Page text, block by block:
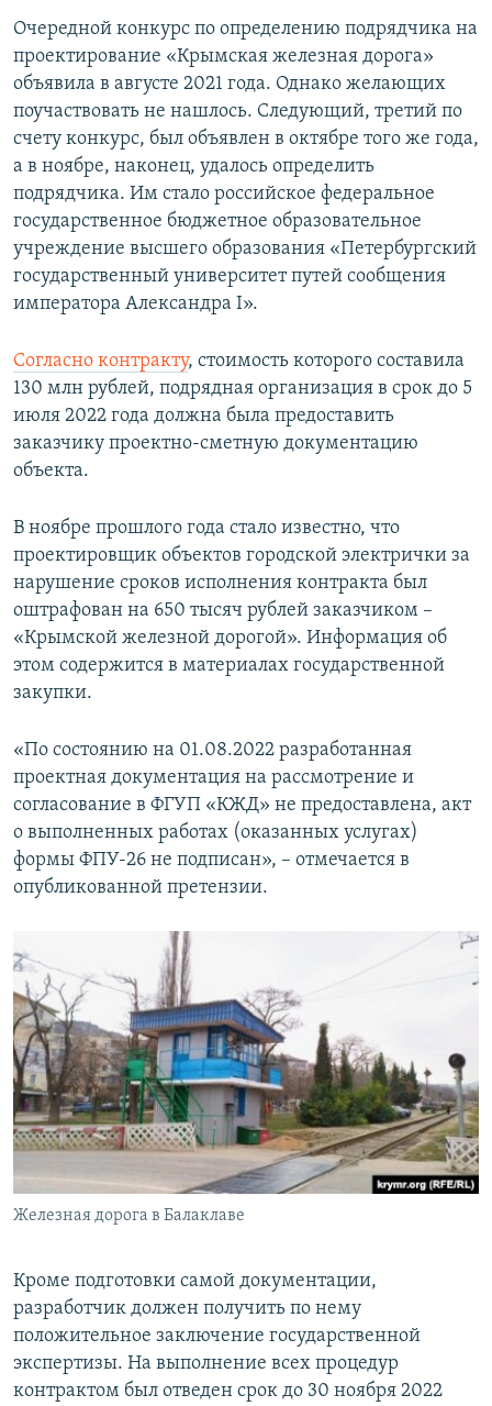
Очередной конкурс по определению подрядчика на
проектирование «Крымская железная дорога»
объявила в августе 2021 года. Однако желающих
поучаствовать не нашлось. Следующий, третий по
счету конкурс, был объявлен в октябре того же года,
а в ноябре, наконец, удалось определить
подрядчика. Им стало российское федеральное
государственное бюджетное образовательное
учреждение высшего образования «Петербургский
государственный университет путей сообщения
императора Александра I».
Согласно контракту, стоимость которого составила
130 млн рублей, подрядная организация в срок до 5
июля 2022 года должна была предоставить
заказчику проектно-сметную документацию
объекта.
В ноябре прошлого года стало известно, что
проектировщик объектов городской электрички за
нарушение сроков исполнения контракта был
оштрафован на 650 тысяч рублей заказчиком –
«Крымской железной дорогой». Информация об
этом содержится в материалах государственной
закупки.
«По состоянию на 01.08.2022 разработанная
проектная документация на рассмотрение и
согласование в ФГУП «КЖД» не предоставлена, акт
о выполненных работах (оказанных услугах)
формы ФПУ-26 не подписан», – отмечается в
опубликованной претензии.
Железная дорога в Балаклаве
Кроме подготовки самой документации,
разработчик должен получить по нему
положительное заключение государственной
экспертизы. На выполнение всех процедур
контрактом был отведен срок до 30 ноября 2022